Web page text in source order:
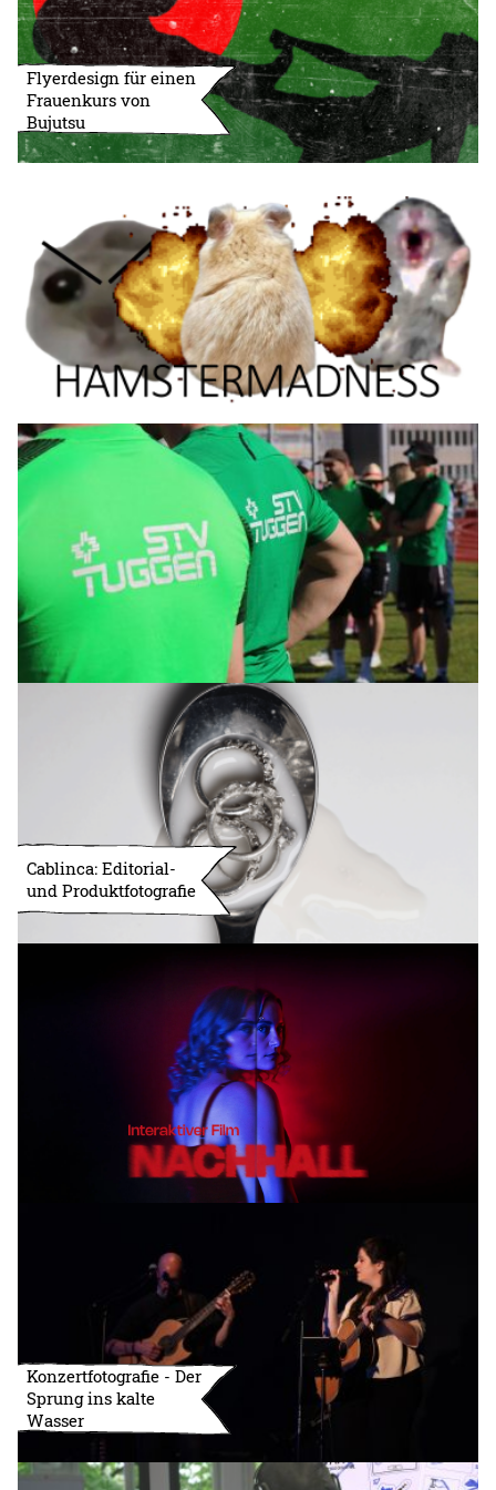
Flyerdesign für einen
Frauenkurs von
Bujutsu
Cablinca: Editorial-
und Produktfotografie
Konzertfotografie - Der
Sprung ins kalte
Wasser